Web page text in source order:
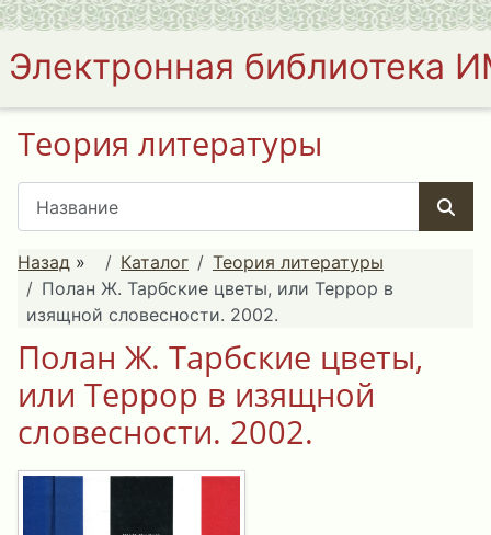
Электронная библиотека
Теория литературы
Назад » Каталог
Теория литературы
Полан Ж. Тарбские цветы, или Террор в
изящной словесности. 2002.
Полан Ж. Тарбские цветы,
или Террор в изящной
словесности. 2002.